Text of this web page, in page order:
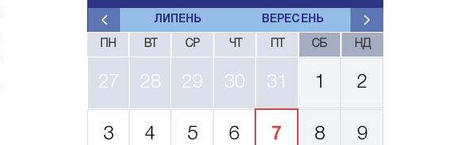
ЛИПЕНЬ ВЕРЕСЕНЬ
ПН ВТ СР ЧТ СБ НД
27 28 29 30 31 1 2
3 4 5 6 7 8 9